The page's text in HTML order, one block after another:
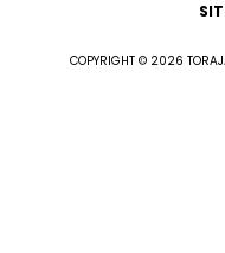
COPYRIGHT © 2026